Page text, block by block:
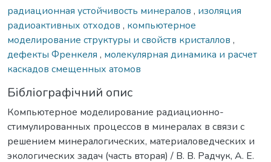
радиационная устойчивость минералов , изоляция
радиоактивных отходов , компьютерное
моделирование структуры и свойств кристаллов ,
дефекты Френкеля , молекулярная динамика и расчет
каскадов смещенных атомов
Бібліографічний опис
Компьютерное моделирование радиационно-
стимулированных процессов в минералах в связи с
решением минералогических, материаловедческих и
экологических задач (часть вторая) / В. В. Радчук, А. Е.